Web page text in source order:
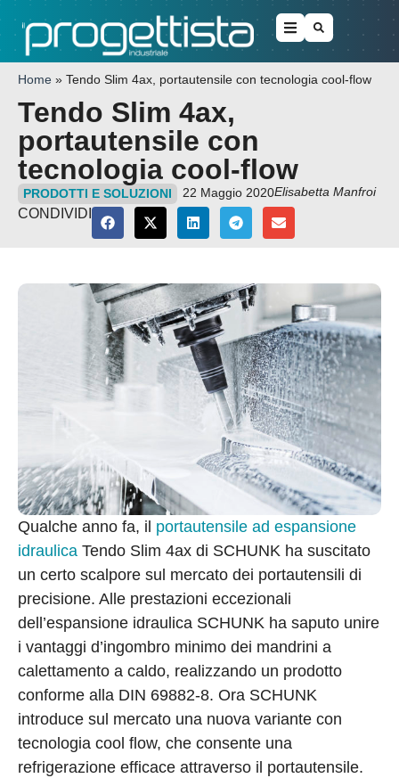
Home » Tendo Slim 4ax, portautensile con tecnologia cool-flow
Tendo Slim 4ax,
portautensile con
tecnologia cool-flow
PRODOTTI E SOLUZIONI 22 Maggio 2020Elisabetta Manfroi
CONDIVIDI
Qualche anno fa, il portautensile ad espansione
idraulica Tendo Slim 4ax di SCHUNK ha suscitato
un certo scalpore sul mercato dei portautensili di
precisione. Alle prestazioni eccezionali
dell’espansione idraulica SCHUNK ha saputo unire
i vantaggi d’ingombro minimo dei mandrini a
calettamento a caldo, realizzando un prodotto
conforme alla DIN 69882-8. Ora SCHUNK
introduce sul mercato una nuova variante con
tecnologia cool flow, che consente una
refrigerazione efficace attraverso il portautensile.